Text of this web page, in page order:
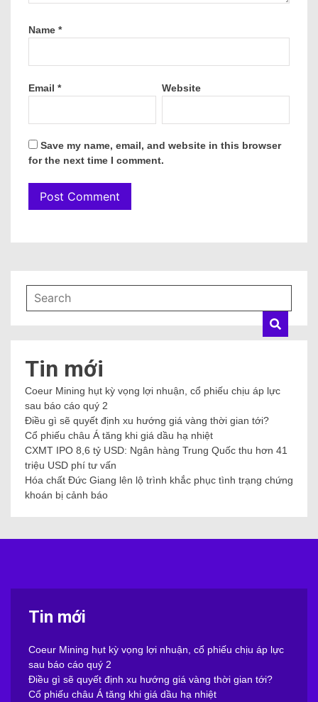
Name *
Email * Website
Save my name, email, and website in this browser
for the next time I comment.
Tin mới
Coeur Mining hụt kỳ vọng lợi nhuận, cổ phiếu chịu áp lực
sau báo cáo quý 2
Điều gì sẽ quyết định xu hướng giá vàng thời gian tới?
Cổ phiếu châu Á tăng khi giá dầu hạ nhiệt
CXMT IPO 8,6 tỷ USD: Ngân hàng Trung Quốc thu hơn 41
triệu USD phí tư vấn
Hóa chất Đức Giang lên lộ trình khắc phục tình trạng chứng
khoán bị cảnh báo
Tin mới
Coeur Mining hụt kỳ vọng lợi nhuận, cổ phiếu chịu áp lực
sau báo cáo quý 2
Điều gì sẽ quyết định xu hướng giá vàng thời gian tới?
Cổ phiếu châu Á tăng khi giá dầu hạ nhiệt